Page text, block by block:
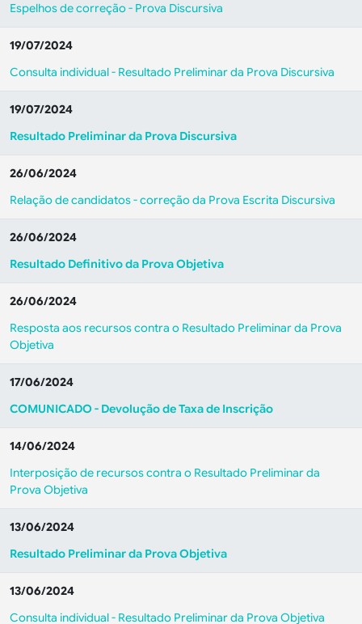
Espelhos de correção - Prova Discursiva
19/07/2024
Consulta individual - Resultado Preliminar da Prova Discursiva
19/07/2024
Resultado Preliminar da Prova Discursiva
26/06/2024
Relação de candidatos - correção da Prova Escrita Discursiva
26/06/2024
Resultado Definitivo da Prova Objetiva
26/06/2024
Resposta aos recursos contra o Resultado Preliminar da Prova
Objetiva
17/06/2024
COMUNICADO - Devolução de Taxa de Inscrição
14/06/2024
Interposição de recursos contra o Resultado Preliminar da
Prova Objetiva
13/06/2024
Resultado Preliminar da Prova Objetiva
13/06/2024
Consulta individual - Resultado Preliminar da Prova Objetiva